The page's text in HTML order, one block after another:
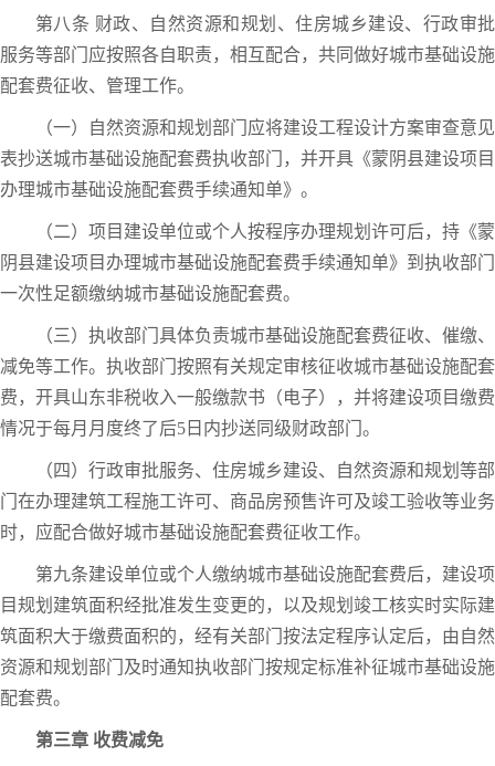
第八条 财政、自然资源和规划、住房城乡建设、行政审批
服务等部门应按照各自职责，相互配合，共同做好城市基础设施
配套费征收、管理工作。
（一）自然资源和规划部门应将建设工程设计方案审查意见
表抄送城市基础设施配套费执收部门，并开具《蒙阴县建设项目
办理城市基础设施配套费手续通知单》。
（二）项目建设单位或个人按程序办理规划许可后，持《蒙
阴县建设项目办理城市基础设施配套费手续通知单》到执收部门
一次性足额缴纳城市基础设施配套费。
（三）执收部门具体负责城市基础设施配套费征收、催缴、
减免等工作。执收部门按照有关规定审核征收城市基础设施配套
费，开具山东非税收入一般缴款书（电子），并将建设项目缴费
情况于每月月度终了后5日内抄送同级财政部门。
（四）行政审批服务、住房城乡建设、自然资源和规划等部
门在办理建筑工程施工许可、商品房预售许可及竣工验收等业务
时，应配合做好城市基础设施配套费征收工作。
第九条建设单位或个人缴纳城市基础设施配套费后，建设项
目规划建筑面积经批准发生变更的，以及规划竣工核实时实际建
筑面积大于缴费面积的，经有关部门按法定程序认定后，由自然
资源和规划部门及时通知执收部门按规定标准补征城市基础设施
配套费。
第三章 收费减免